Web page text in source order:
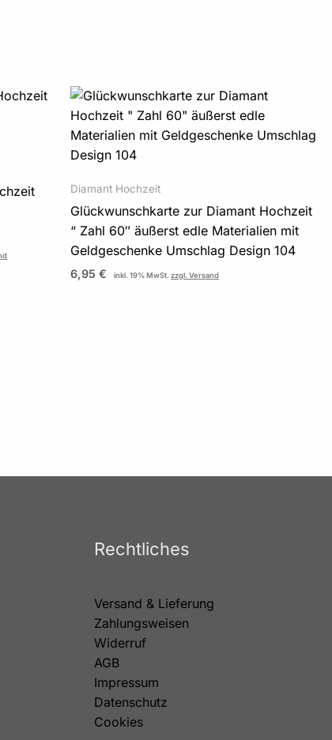
Diamant Hochzeit
Glückwunschkarte zur Diamant Hochzeit
“ Zahl 60″ äußerst edle Materialien mit
Geldgeschenke Umschlag Design 104
6,95 € inkl. 19% MwSt. zzgl. Versand
Rechtliches
Versand & Lieferung
Zahlungsweisen
Widerruf
AGB
Impressum
Datenschutz
Cookies